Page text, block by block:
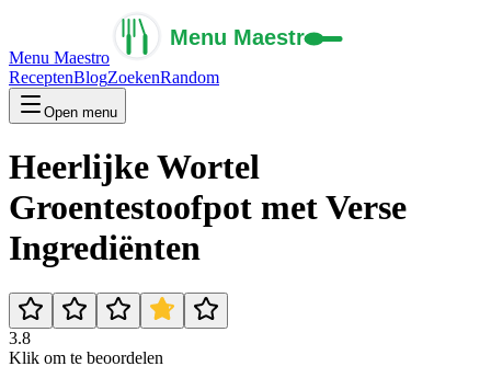
Menu Maestro
ReceptenBlogZoekenRandom
Open menu
Heerlijke Wortel
Groentestoofpot met Verse
Ingrediënten
3.8
Klik om te beoordelen